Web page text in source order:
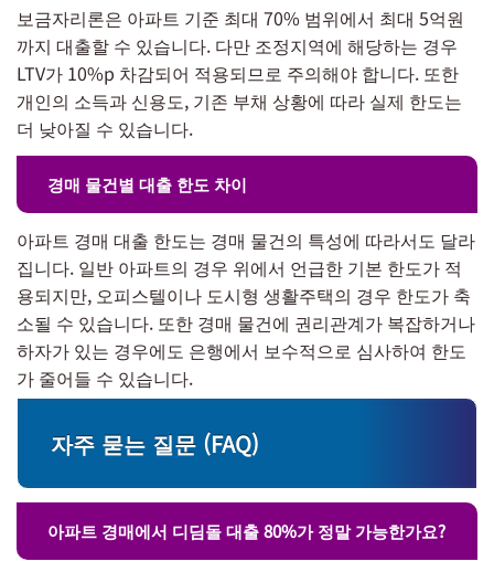
보금자리론은 아파트 기준 최대 70% 범위에서 최대 5억원
까지 대출할 수 있습니다. 다만 조정지역에 해당하는 경우
LTV가 10%p 차감되어 적용되므로 주의해야 합니다. 또한
개인의 소득과 신용도, 기존 부채 상황에 따라 실제 한도는
더 낮아질 수 있습니다.
경매 물건별 대출 한도 차이
아파트 경매 대출 한도는 경매 물건의 특성에 따라서도 달라
집니다. 일반 아파트의 경우 위에서 언급한 기본 한도가 적
용되지만, 오피스텔이나 도시형 생활주택의 경우 한도가 축
소될 수 있습니다. 또한 경매 물건에 권리관계가 복잡하거나
하자가 있는 경우에도 은행에서 보수적으로 심사하여 한도
가 줄어들 수 있습니다.
자주 묻는 질문 (FAQ)
아파트 경매에서 디딤돌 대출 80%가 정말 가능한가요?